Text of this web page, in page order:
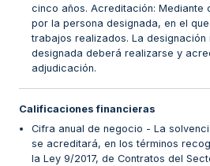
cinco años. Acreditación: Mediante
por la persona designada, en el
trabajos realizados. La designación
designada deberá realizarse y
adjudicación.
Calificaciones financieras
Cifra anual de negocio - La
se acreditará, en los términos
la Ley 9/2017, de Contratos del